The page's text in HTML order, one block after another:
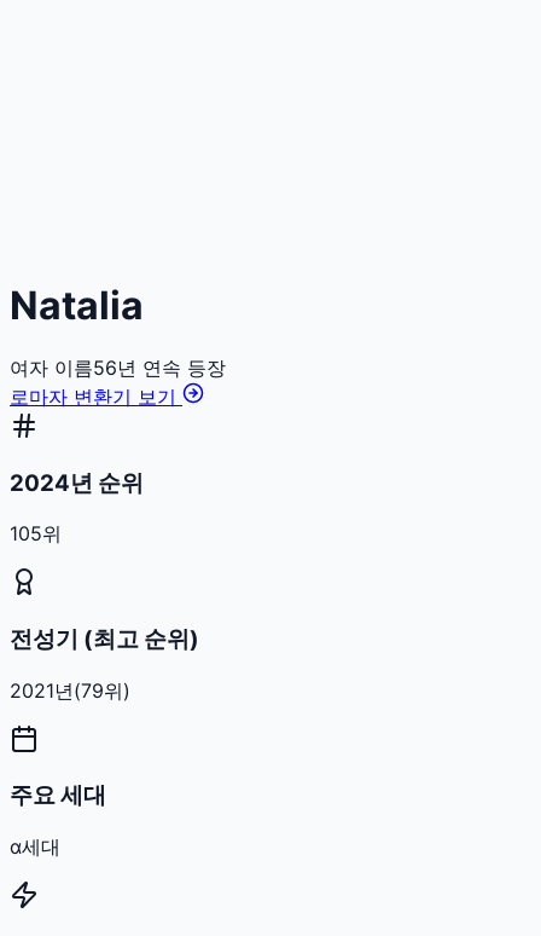
Natalia
여자 이름56년 연속 등장
로마자 변환기 보기
2024년 순위
105위
전성기 (최고 순위)
2021년(79위)
주요 세대
α세대